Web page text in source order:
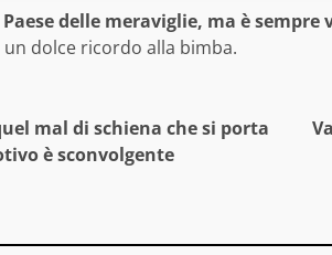
delle meraviglie, ma è sempre
dolce ricordo alla bimba.
mal di schiena che si porta
è sconvolgente